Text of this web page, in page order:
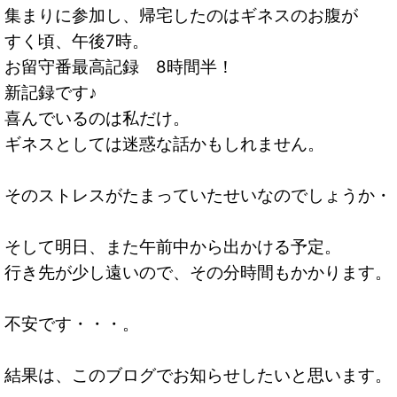
集まりに参加し、帰宅したのはギネスのお腹が
すく頃、午後7時。
お留守番最高記録 8時間半！
新記録です♪
喜んでいるのは私だけ。
ギネスとしては迷惑な話かもしれません。
そのストレスがたまっていたせいなのでしょうか・
そして明日、また午前中から出かける予定。
行き先が少し遠いので、その分時間もかかります。
不安です・・・。
結果は、このブログでお知らせしたいと思います。